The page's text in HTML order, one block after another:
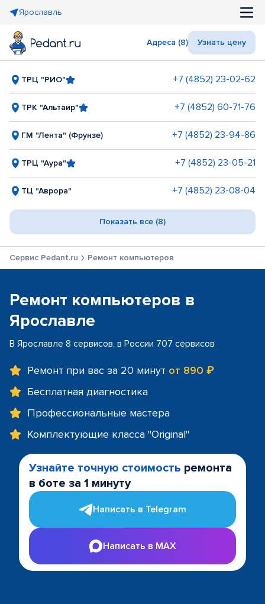
Ярославль
Адреса (8) Узнать цену
ТРЦ "РИО" +7 (4852) 23-02-62
ТРК "Альтаир" +7 (4852) 60-71-76
ГМ "Лента" (Фрунзе) +7 (4852) 23-94-86
ТРЦ "Аура" +7 (4852) 23-05-21
ТЦ "Аврора" +7 (4852) 23-08-04
Показать все (8)
Сервис Pedant.ru Ремонт компьютеров
Ремонт компьютеров в
Ярославле
В Ярославле 8 сервисов, в России 707 сервисов
Ремонт при вас за 20 минут от 890 ₽
Бесплатная диагностика
Профессиональные мастера
Комплектующие класса "Original"
Узнайте точную стоимость ремонта
в боте за 1 минуту
Написать в Telegram
Написать в MAX